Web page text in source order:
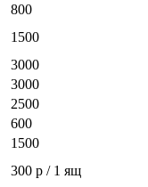
800
1500
3000
3000
2500
600
1500
300 р / 1 ящ